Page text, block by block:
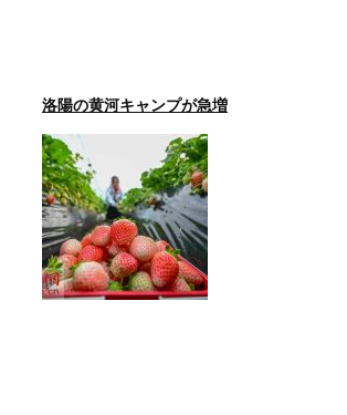
洛陽の黄河キャンプが急増